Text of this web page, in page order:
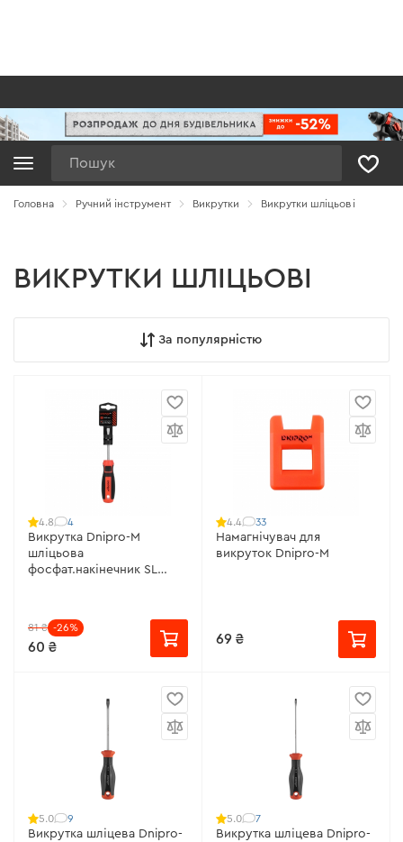
Головна Ручний інструмент Викрутки Викрутки шліцьові
ВИКРУТКИ ШЛІЦЬОВІ
За популярністю
4.8 4
Викрутка Dnipro-M
шліцьова
фосфат.накінечник SL
81 ₴ -26%
60 ₴
4.4 33
Намагнічувач для
викруток Dnipro-M
69 ₴
5.0 9
Викрутка шліцева Dnipro-
5.0 7
Викрутка шліцева Dnipro-